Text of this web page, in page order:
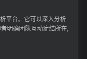
平台。它可以深入分析
明确团队互动症结所在,